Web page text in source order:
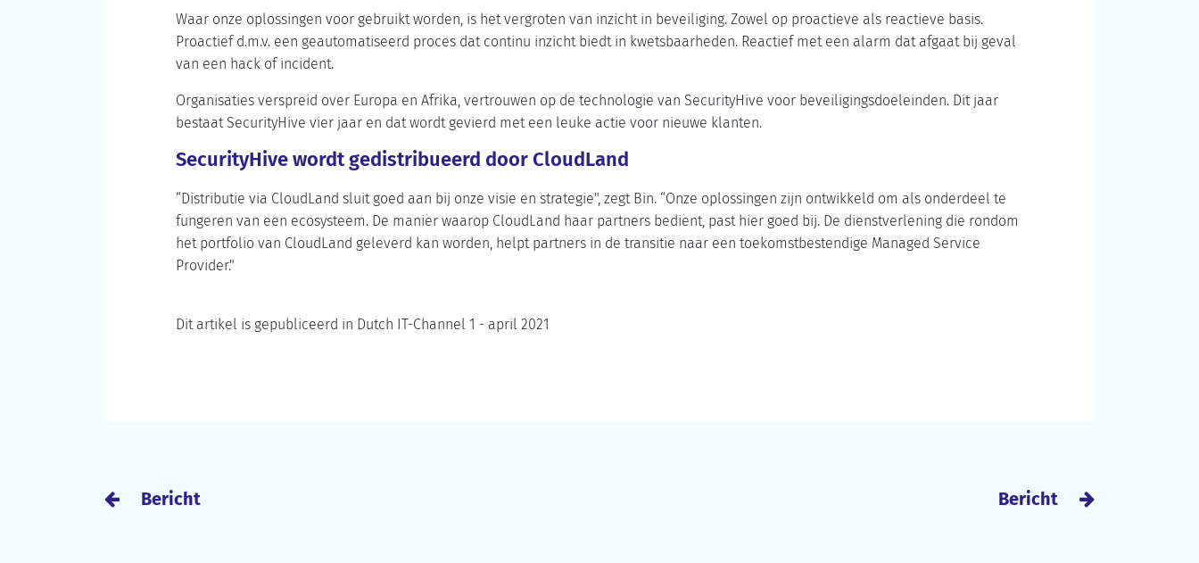
Waar onze oplossingen voor gebruikt worden, is het vergroten van inzicht in beveiliging. Zowel op proactieve als reactieve basis.
Proactief d.m.v. een geautomatiseerd proces dat continu inzicht biedt in kwetsbaarheden. Reactief met een alarm dat afgaat bij geval
van een hack of incident.
Organisaties verspreid over Europa en Afrika, vertrouwen op de technologie van SecurityHive voor beveiligingsdoeleinden. Dit jaar
bestaat SecurityHive vier jaar en dat wordt gevierd met een leuke actie voor nieuwe klanten.
SecurityHive wordt gedistribueerd door CloudLand
“Distributie via CloudLand sluit goed aan bij onze visie en strategie", zegt Bin. “Onze oplossingen zijn ontwikkeld om als onderdeel te
fungeren van een ecosysteem. De manier waarop CloudLand haar partners bedient, past hier goed bij. De dienstverlening die rondom
het portfolio van CloudLand geleverd kan worden, helpt partners in de transitie naar een toekomstbestendige Managed Service
Provider."
Dit artikel is gepubliceerd in Dutch IT-Channel 1 - april 2021
Bericht Bericht